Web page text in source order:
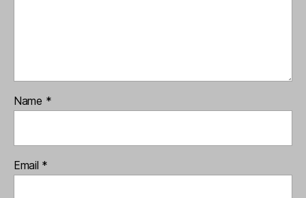
Name *
Email *